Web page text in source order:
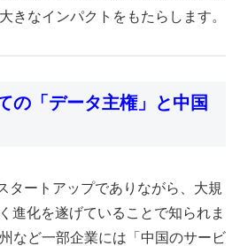
きなインパクトをもたらします。
の「データ主権」と中国
タートアップでありながら、大規
進化を遂げていることで知られま
など一部企業には「中国のサービ